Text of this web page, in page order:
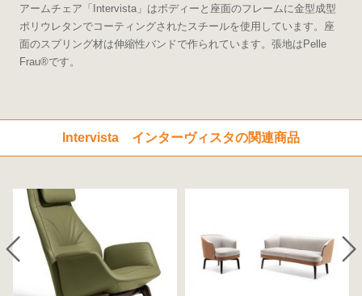
アームチェア「Intervista」はボディーと座面のフレームに金型成型
ポリウレタンでコーティングされたスチールを使用しています。座
面のスプリング材は伸縮性バンドで作られています。張地はPelle
Frau®です。
Intervista インターヴィスタの関連商品